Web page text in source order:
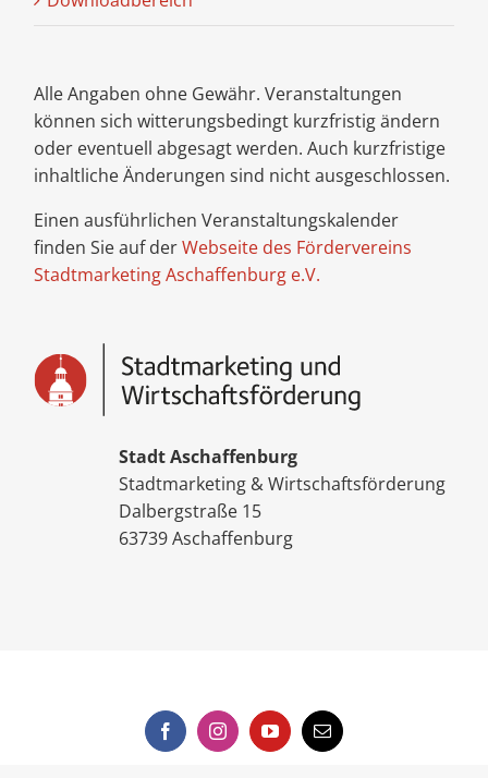
Alle Angaben ohne Gewähr. Veranstaltungen
können sich witterungsbedingt kurzfristig ändern
oder eventuell abgesagt werden. Auch kurzfristige
inhaltliche Änderungen sind nicht ausgeschlossen.
Einen ausführlichen Veranstaltungskalender
finden Sie auf derWebseite des Fördervereins
Stadtmarketing Aschaffenburg e.V.
Stadt Aschaffenburg
Stadtmarketing & Wirtschaftsförderung
Dalbergstraße 15
63739 Aschaffenburg
FacebookInstagramYouTube
E-
Mail